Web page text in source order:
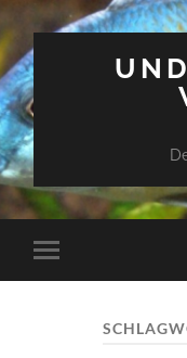
Mobile-
Menü